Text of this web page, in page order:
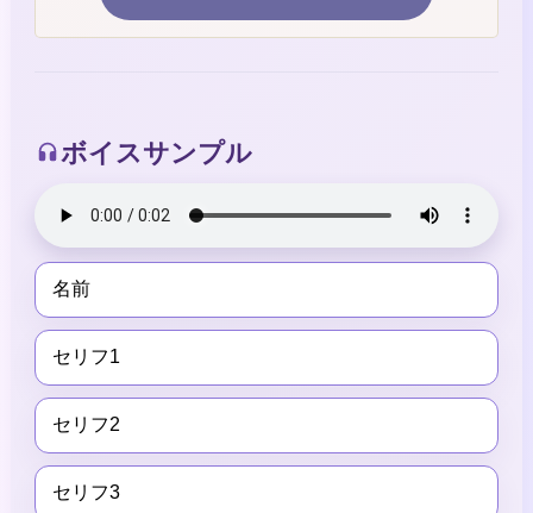
ボイスサンプル
名前
セリフ1
セリフ2
セリフ3